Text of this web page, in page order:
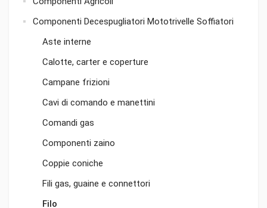
Componenti Decespugliatori Mototrivelle Soffiatori
Aste interne
Calotte, carter e coperture
Campane frizioni
Cavi di comando e manettini
Comandi gas
Componenti zaino
Coppie coniche
Fili gas, guaine e connettori
Filo